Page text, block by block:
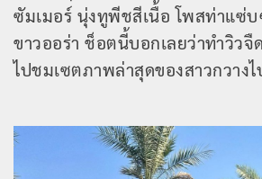
ซัมเมอร์ นุ่งทูพีชสีเนื้อ โพสท่าแซ่
ขาวออร่า ช็อตนี้บอกเลยว่าทำวิวจื
ไปชมเซตภาพล่าสุดของสาวกวาง